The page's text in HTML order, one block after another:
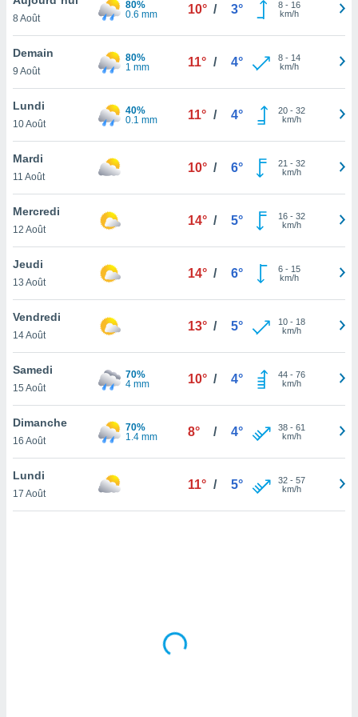
et
»,
au
vous
qu'ils
ou
le
ainsi
un
la
du
en
de
8 Août
80%
0.6 mm
10° / 3° 8- 16
km/h
Demain
9 Août
80%
1 mm
11° / 4° 8- 14
km/h
Lundi
10 Août
40%
0.1 mm
11° / 4° 20- 32
km/h
Mardi
11 Août
10° / 6° 21 - 32
km/h
Mercredi
12 Août
14° / 5° 16- 32
km/h
Jeudi
13 Août
14° / 6° 6- 15
km/h
Vendredi
14 Août
13° / 5° 10- 18
km/h
Samedi
15 Août
70%
4 mm
10° / 4° 44- 76
km/h
Dimanche
16 Août
70%
1.4 mm
8° / 4° 38- 61
km/h
Lundi
17 Août
11° / 5° 32- 57
km/h